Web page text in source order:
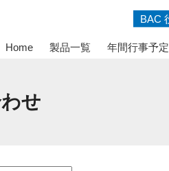
Home 製品一覧 年間行事予定
せ